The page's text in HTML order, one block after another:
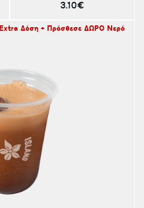
3.10€
Extra Δόση + Πρόσθεσε ΔΩΡΟ Νερό